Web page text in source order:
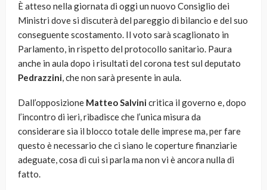
È atteso nella giornata di oggi un nuovo Consiglio dei
Ministri dove si discuterà del pareggio di bilancio e del suo
conseguente scostamento. Il voto sarà scaglionato in
Parlamento, in rispetto del protocollo sanitario. Paura
anche in aula dopo i risultati del corona test sul deputato
Pedrazzini, che non sarà presente in aula.
Dall’opposizione Matteo Salvinicritica il governo e, dopo
l’incontro di ieri, ribadisce che l’unica misura da
considerare sia il blocco totale delle imprese ma, per fare
questo è necessario che ci siano le coperture finanziarie
adeguate, cosa di cui si parla ma non vi è ancora nulla di
fatto.